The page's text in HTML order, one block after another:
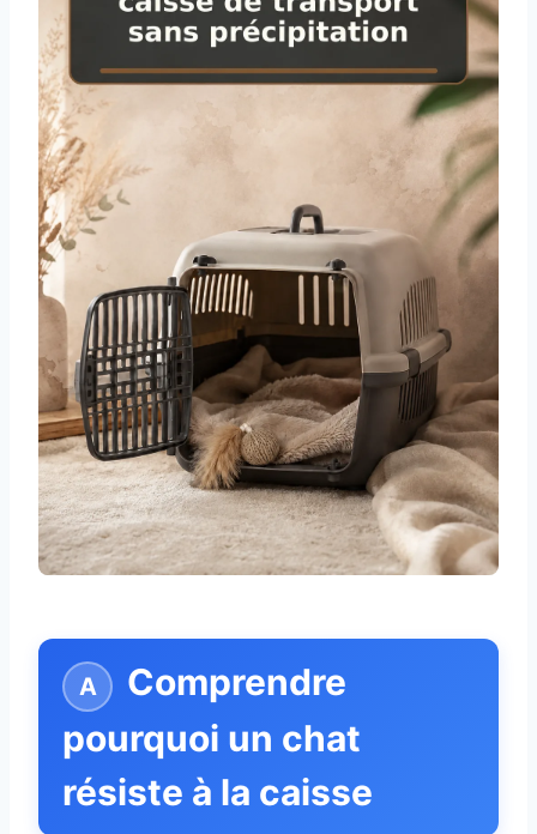
Comprendre
pourquoi un chat
résiste à la caisse